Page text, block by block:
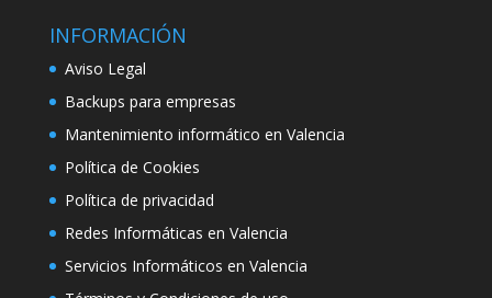
INFORMACIÓN
Aviso Legal
Backups para empresas
Mantenimiento informático en Valencia
Política de Cookies
Política de privacidad
Redes Informáticas en Valencia
Servicios Informáticos en Valencia